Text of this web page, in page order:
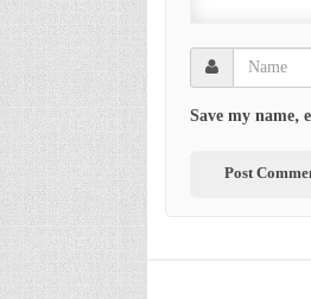
Save my name,